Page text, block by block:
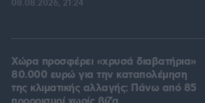
08.08.2026, 21:24
Χώρα προσφέρει «χρυσά διαβατήρια»
80.000 ευρώ για την καταπολέμηση
της κλιματικής αλλαγής: Πάνω από 85